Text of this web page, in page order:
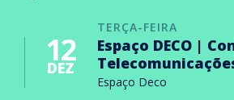
TERÇA-FEIRA
12
DEZ
Espaço DECO |
Espaço Deco